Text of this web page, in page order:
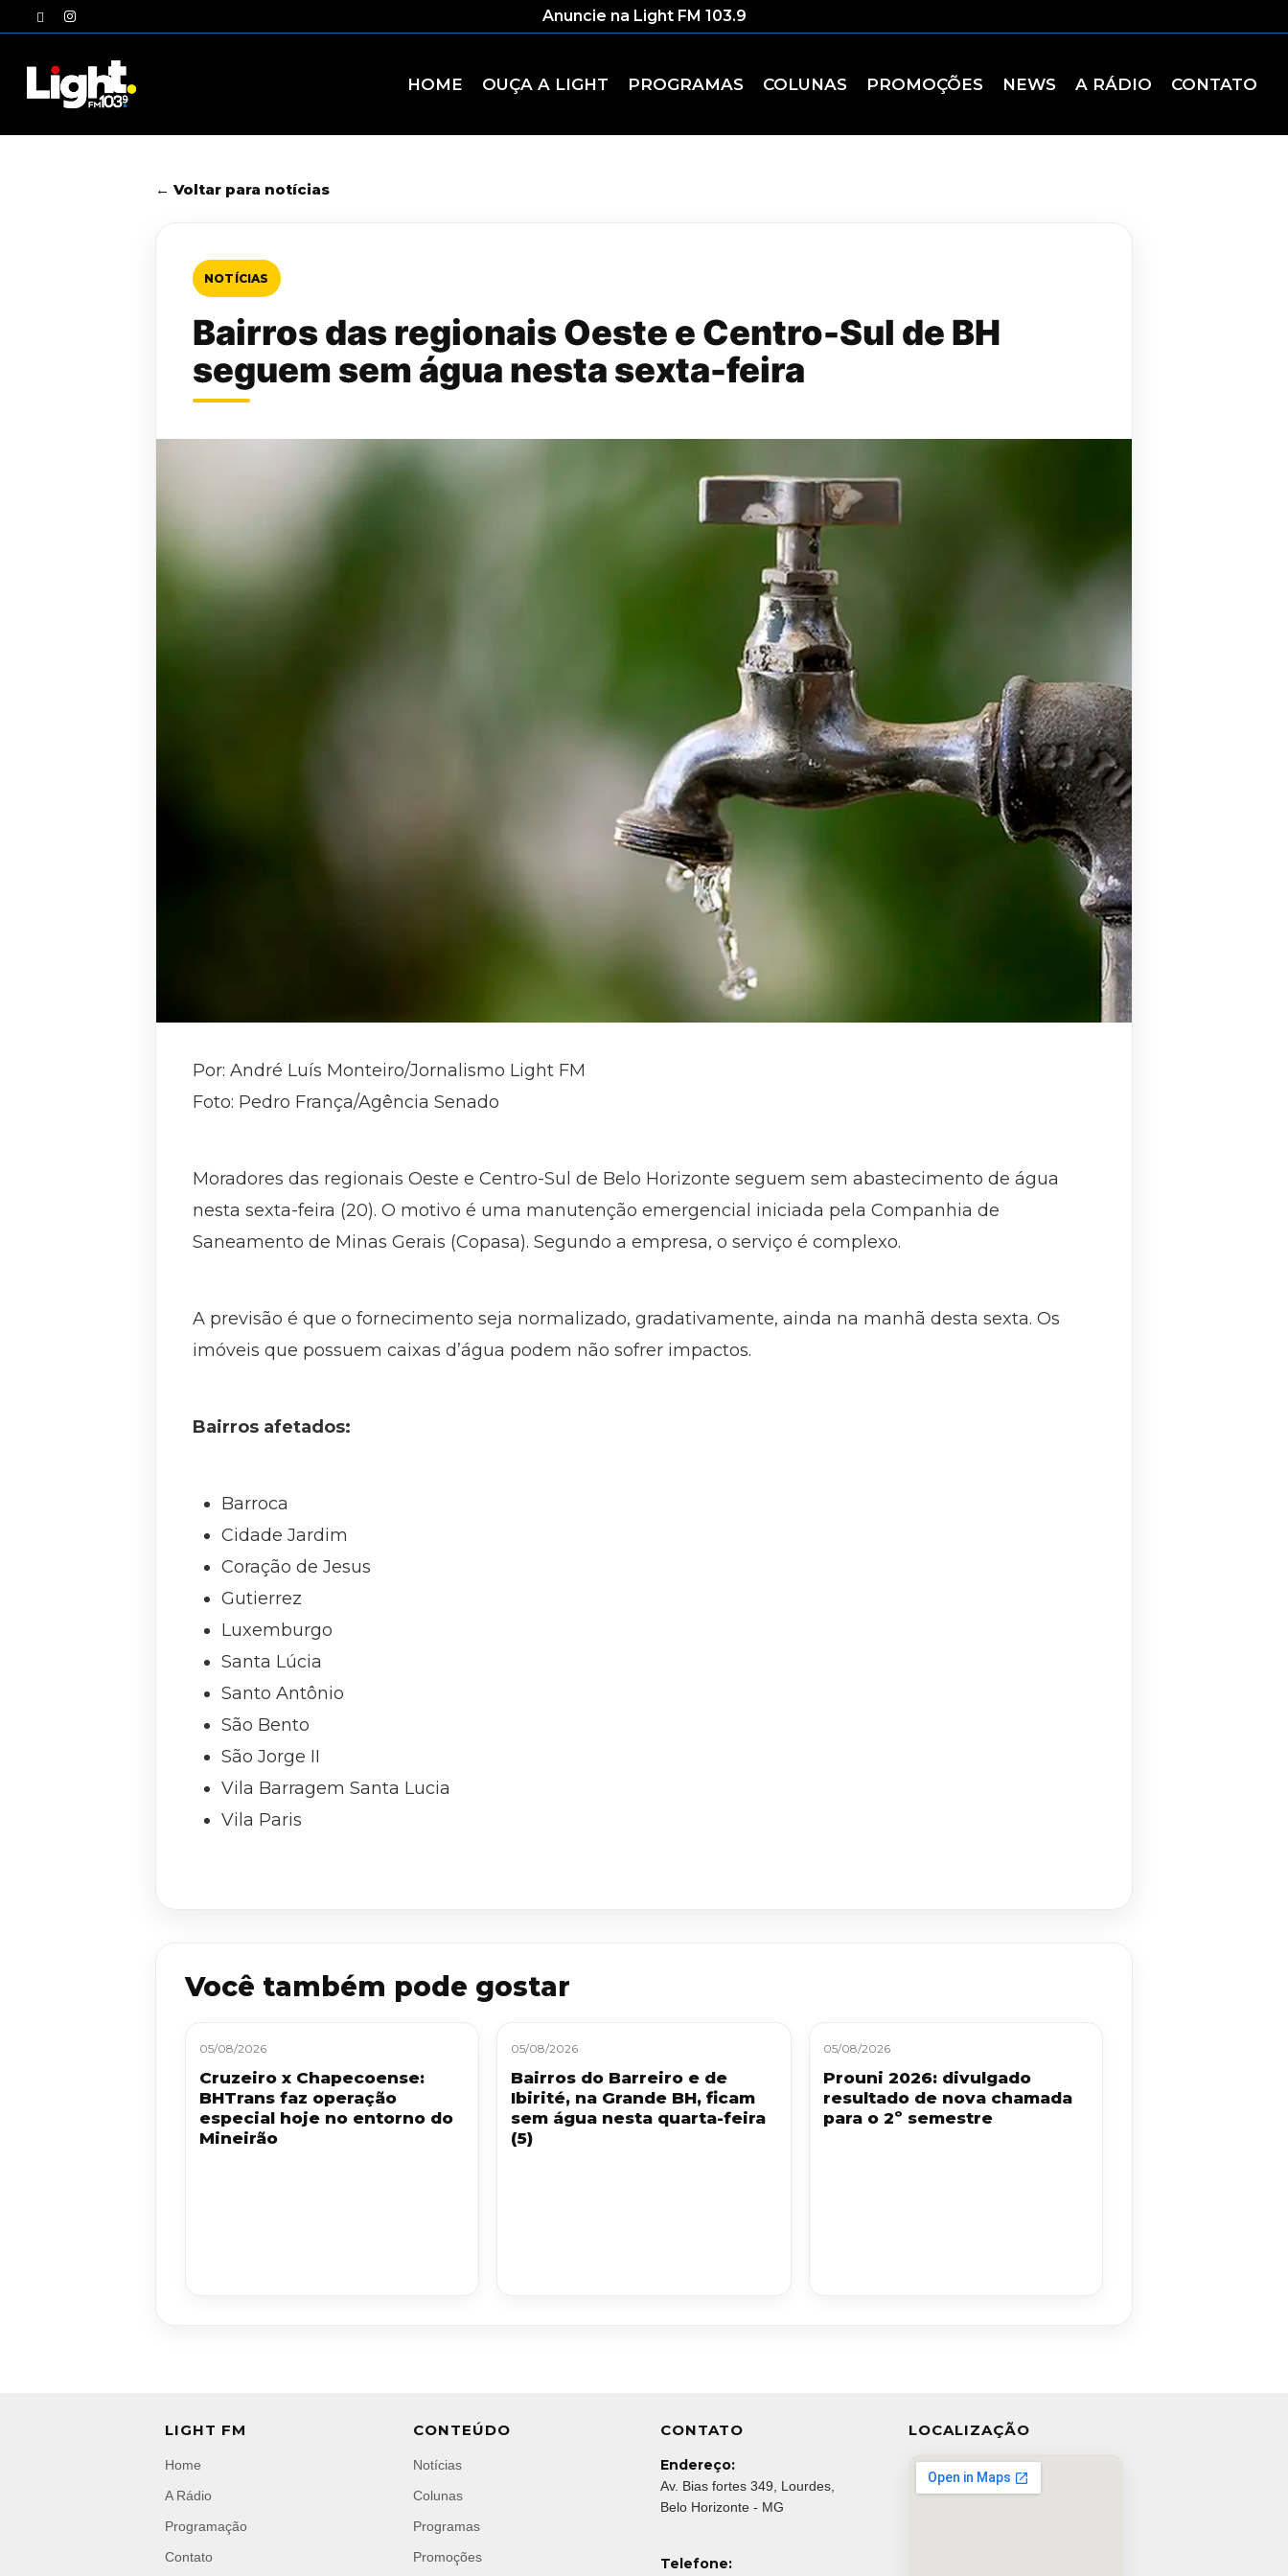
to
twitterinstagram Anuncie na Light FM 103.9
HOME OUÇA A LIGHT PROGRAMAS COLUNAS PROMOÇÕES NEWS A RÁDIO CONTATO
← Voltar para notícias
NOTÍCIAS
Bairros das regionais Oeste e Centro-Sul de BH
seguem sem água nesta sexta-feira
Por: André Luís Monteiro/Jornalismo Light FM
Foto: Pedro França/Agência Senado
Moradores das regionais Oeste e Centro-Sul de Belo Horizonte seguem sem abastecimento de água
nesta sexta-feira (20). O motivo é uma manutenção emergencial iniciada pela Companhia de
Saneamento de Minas Gerais (Copasa). Segundo a empresa, o serviço é complexo.
A previsão é que o fornecimento seja normalizado, gradativamente, ainda na manhã desta sexta. Os
imóveis que possuem caixas d’água podem não sofrer impactos.
Bairros afetados:
Barroca
Cidade Jardim
Coração de Jesus
Gutierrez
Luxemburgo
Santa Lúcia
Santo Antônio
São Bento
São Jorge II
Vila Barragem Santa Lucia
Vila Paris
Você também pode gostar
05/08/2026
Cruzeiro x Chapecoense:
BHTrans faz operação
especial hoje no entorno do
Mineirão
05/08/2026
Bairros do Barreiro e de
Ibirité, na Grande BH, ficam
sem água nesta quarta-feira
(5)
05/08/2026
Prouni 2026: divulgado
resultado de nova chamada
para o 2º semestre
LIGHT FM
Home
A Rádio
Programação
Contato
CONTEÚDO
Notícias
Colunas
Programas
Promoções
CONTATO
Endereço:
Av. Bias fortes 349, Lourdes,
Belo Horizonte - MG
Telefone:
LOCALIZAÇÃO